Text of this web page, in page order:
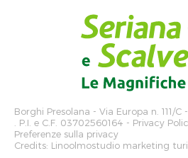
Borghi Presolana - Via Europa n. 111/
. P.I. e C.F. 03702560164 - Privacy
Preferenze sulla privacy
Credits: Linoolmostudio marketing